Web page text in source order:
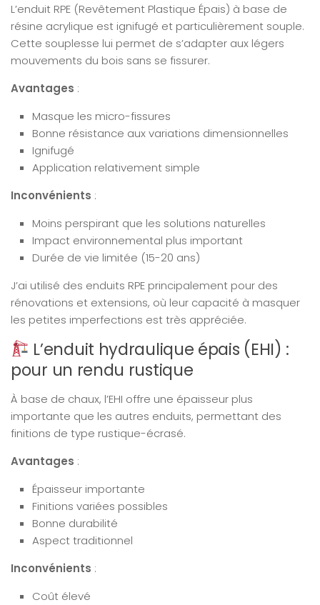
L’enduit RPE (Revêtement Plastique Épais) à base de
résine acrylique est ignifugé et particulièrement souple.
Cette souplesse lui permet de s’adapter aux légers
mouvements du bois sans se fissurer.
Avantages :
Masque les micro-fissures
Bonne résistance aux variations dimensionnelles
Ignifugé
Application relativement simple
Inconvénients :
Moins perspirant que les solutions naturelles
Impact environnemental plus important
Durée de vie limitée (15-20 ans)
J’ai utilisé des enduits RPE principalement pour des
rénovations et extensions, où leur capacité à masquer
les petites imperfections est très appréciée.
L’enduit hydraulique épais (EHI) :
pour un rendu rustique
À base de chaux, l’EHI offre une épaisseur plus
importante que les autres enduits, permettant des
finitions de type rustique-écrasé.
Avantages :
Épaisseur importante
Finitions variées possibles
Bonne durabilité
Aspect traditionnel
Inconvénients :
Coût élevé